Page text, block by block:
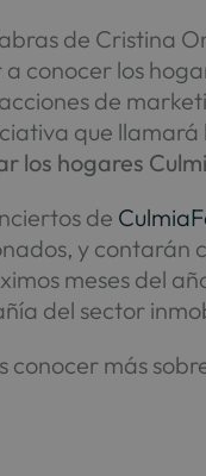
de Cristina
conocer los
de
que
los hogares
de
y contarán
meses del
del sector
conocer más